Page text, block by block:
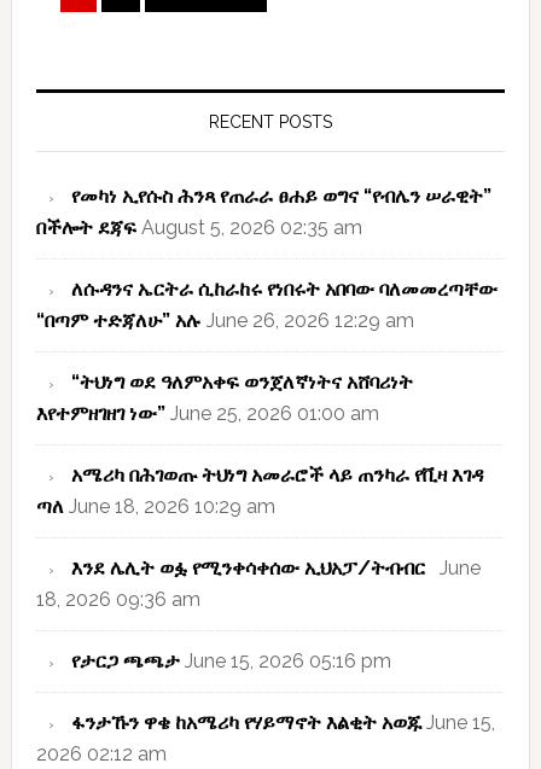
RECENT POSTS
የመካነ ኢየሱስ ሕንጻ የጠራራ ፀሐይ ወግና “የብሌን ሠራዊት”
በችሎት ደጃፍ August 5, 2026 02:35 am
ለሱዳንና ኤርትራ ሲከራከሩ የነበሩት አበባው ባለመመረጣቸው
“በጣም ተድጃለሁ” አሉ June 26, 2026 12:29 am
“ትህነግ ወደ ዓለምአቀፍ ወንጀለኛነትና አሸባሪነት
እየተምዘገዘገ ነው” June 25, 2026 01:00 am
አሜሪካ በሕገወጡ ትህነግ አመራሮች ላይ ጠንካራ የቪዛ እገዳ
ጣለ June 18, 2026 10:29 am
እንደ ሌሊት ወፏ የሚንቀሳቀሰው ኢህአፓ/ትብብር June
18, 2026 09:36 am
የታርጋ ጫጫታ June 15, 2026 05:16 pm
ፋንታኹን ዋቄ ከአሜሪካ የሃይማኖት እልቂት አወጁ June 15,
2026 02:12 am